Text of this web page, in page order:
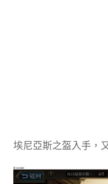
埃尼亞斯之盔入手，